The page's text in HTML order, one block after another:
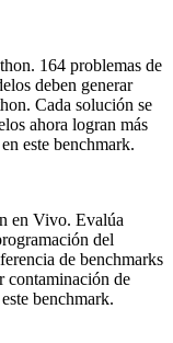
. 164 problemas de
deben generar
Cada solución se
ahora logran más
este benchmark.
en Vivo. Evalúa
del
de benchmarks
contaminación de
benchmark.